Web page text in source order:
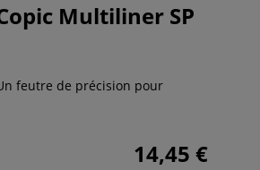
Multiliner SP
feutre de précision pour
14,45 €